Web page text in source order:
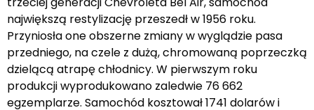
największą restylizację przeszedł w 1956 roku.
Przyniosła one obszerne zmiany w wyglądzie pasa
przedniego, na czele z dużą, chromowaną poprzeczką
dzielącą atrapę chłodnicy. W pierwszym roku
produkcji wyprodukowano zaledwie 76 662
egzemplarze. Samochód kosztował 1741 dolarów i